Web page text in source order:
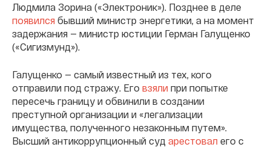
Людмила Зорина («Электроник»). Позднее в деле
появился бывший министр энергетики, а на момент
задержания — министр юстиции Герман Галущенко
(«Сигизмунд»).
Галущенко — самый известный из тех, кого
отправили под стражу. Его взяли при попытке
пересечь границу и обвинили в создании
преступной организации и «легализации
имущества, полученного незаконным путем».
Высший антикоррупционный суд арестовал его с